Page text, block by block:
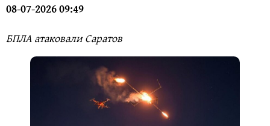
08-07-2026 09:49
БПЛА атаковали Саратов